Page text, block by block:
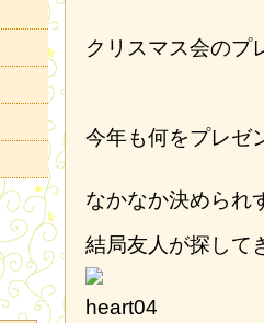
クリスマス会のプ
今年も何をプレゼ
なかなか決めら
結局友人が探して